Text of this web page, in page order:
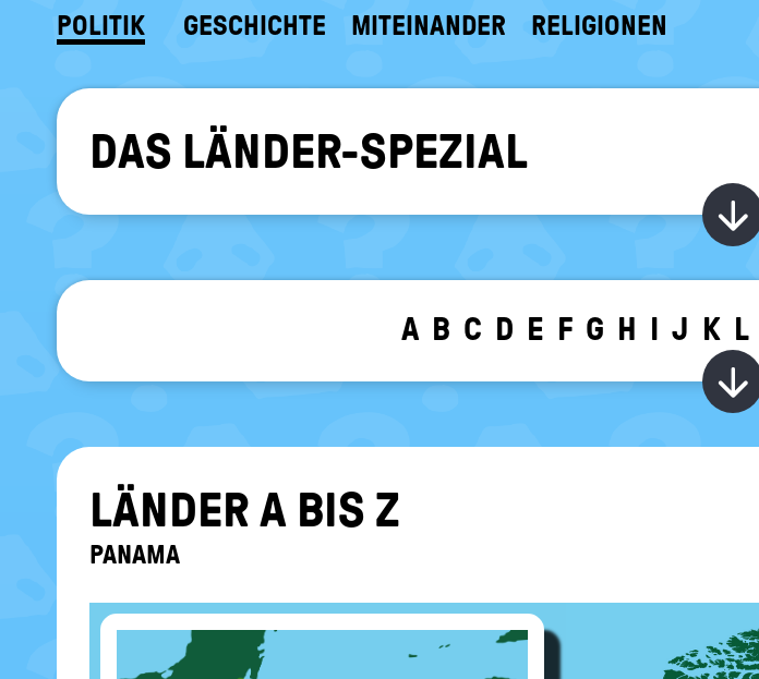
POLITIK GESCHICHTE MITEINANDER RELIGIONEN
DAS LÄNDER-SPEZIAL
A B C D E F G H I J K L
LÄN­DER A BIS Z
PA­NA­MA